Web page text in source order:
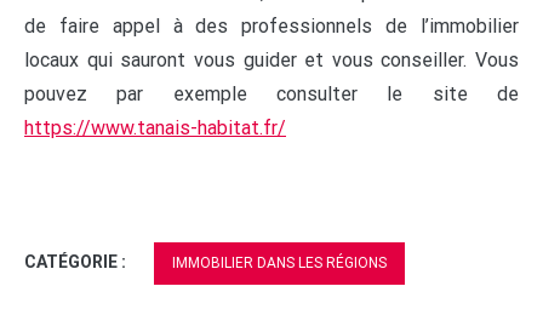
de faire appel à des professionnels de l’immobilier
locaux qui sauront vous guider et vous conseiller. Vous
pouvez par exemple consulter le site de
https://www.tanais-habitat.fr/
CATÉGORIE : IMMOBILIER DANS LES RÉGIONS